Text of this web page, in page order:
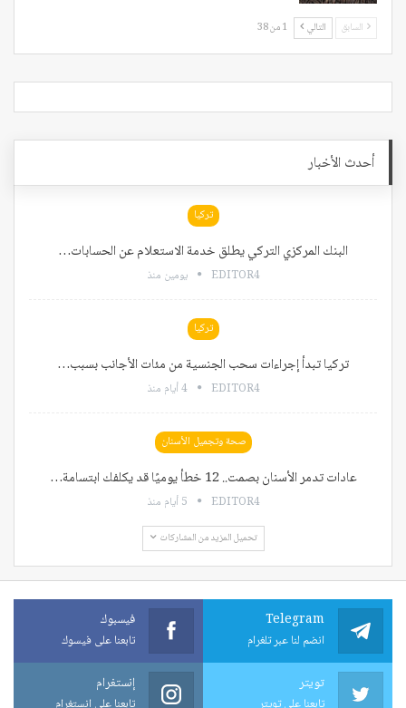
السابق التالي 1 من 38
أحدث الأخبار
تركيا
البنك المركزي التركي يطلق خدمة الاستعلام عن الحسابات…
EDITOR4 يومين منذ
تركيا
تركيا تبدأ إجراءات سحب الجنسية من مئات الأجانب بسبب…
EDITOR4 4 أيام منذ
صحة وتجميل الأسنان
عادات تدمر الأسنان بصمت.. 12 خطأ يوميًا قد يكلفك ابتسامة…
EDITOR4 5 أيام منذ
تحميل المزيد من المشاركات
Telegram
انضم لنا عبر تلغرام
فيسبوك
تابعنا على فيسوك
تويتر إنستغرام